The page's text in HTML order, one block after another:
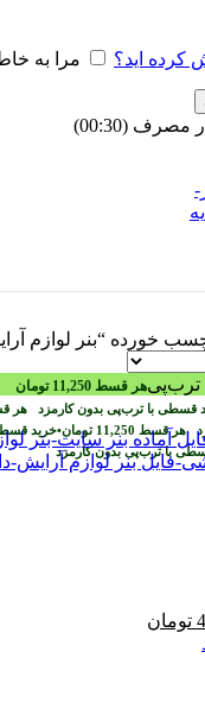
کرده اید؟ مرا به
مصرف (00:
30
)
خورده “بنر لوازم
هر قسط 11,250 تومان
قسطی با ترب‌پی بدون کارمزد هر
هر قسط 11,250 تومان•خرید
با ترب‌پی بدون کارمزد
تومان